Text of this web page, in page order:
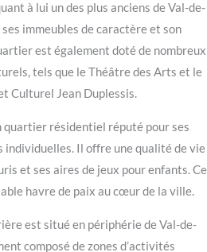
à lui un des plus anciens de Val-de-
immeubles de caractère et son
est également doté de nombreux
tels que le Théâtre des Arts et le
Culturel Jean Duplessis.
quartier résidentiel réputé pour ses
individuelles. Il offre une qualité de vie
et ses aires de jeux pour enfants. Ce
havre de paix au cœur de la ville.
est situé en périphérie de Val-de-
composé de zones d’activités